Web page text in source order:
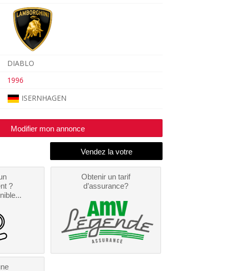
DIABLO
1996
ISERNHAGEN
Modifier mon annonce
?
Obtenir un tarif
d’assurance?